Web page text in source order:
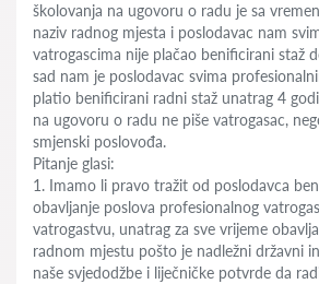
školovanja na ugovoru o radu je sa
naziv radnog mjesta i poslodavac nam
vatrogascima nije plačao benificirani staž
sad nam je poslodavac svima
platio benificirani radni staž unatrag 4
na ugovoru o radu ne piše vatrogasac,
smjenski poslovođa.
Pitanje glasi:
1. Imamo li pravo tražit od poslodavca
obavljanje poslova profesionalnog
vatrogastvu, unatrag za sve vrijeme
radnom mjestu pošto je nadležni državni
naše svjedodžbe i liječničke potvrde da